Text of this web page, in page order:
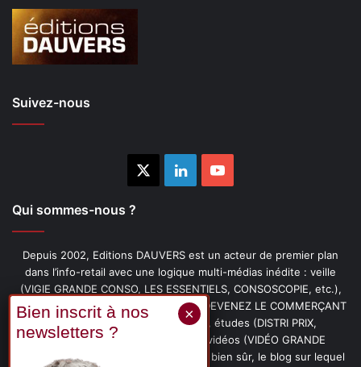
Suivez-nous
LinkedinYouTube
Qui sommes-nous ?
Depuis 2002, Editions DAUVERS est un acteur de premier plan
dans l’info-retail avec une logique multi-médias inédite : veille
(VIGIE GRANDE CONSO, LES ESSENTIELS, CONSOSCOPIE, etc.),
livres (PENSER-CLIENT, IMAGE-PRIX, DEVENEZ LE COMMERÇANT
PRÉFÉRÉ DE VOS CLIENTS, etc.), études (DISTRI PRIX,
PROMOFLASH, DRIVE INSIGHTS), vidéos (VIDÉO GRANDE
CONSO), podcasts (CAFÉ CONSO) et, bien sûr, le blog sur lequel